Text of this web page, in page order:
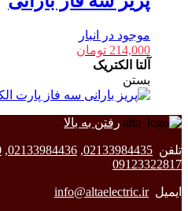
موجود در انبار
214,000 تومان
آلتا الکتریک
بستن
رفتن به بالا
تلفن 02133984435
,
02133984436
,
09123322817
ایمیلinfo@altaelectric.ir